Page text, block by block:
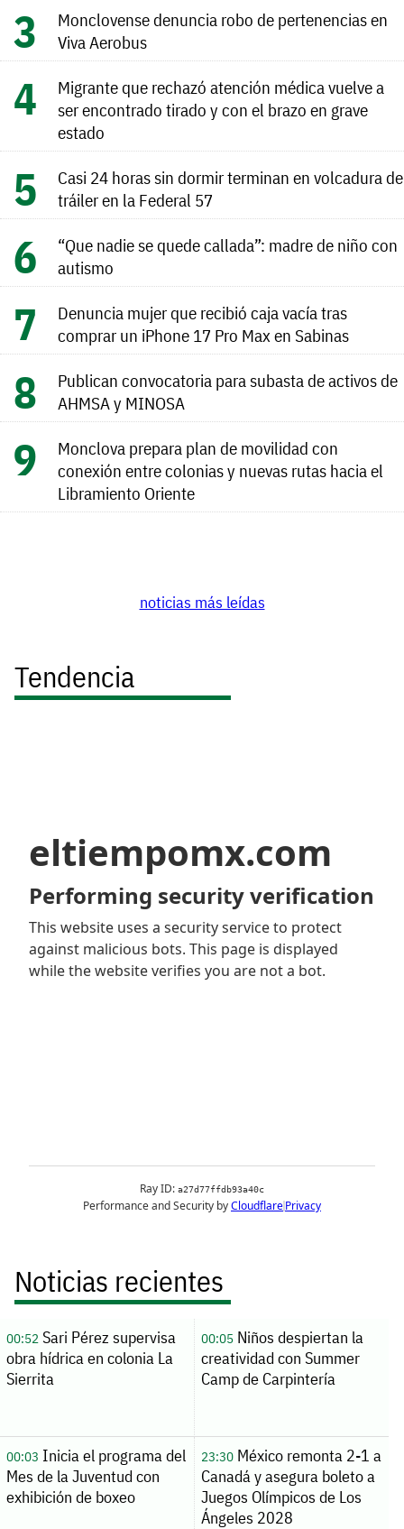
Monclovense denuncia robo de pertenencias en
Viva Aerobus
Migrante que rechazó atención médica vuelve a
ser encontrado tirado y con el brazo en grave
estado
Casi 24 horas sin dormir terminan en volcadura de
tráiler en la Federal 57
“Que nadie se quede callada”: madre de niño con
autismo
Denuncia mujer que recibió caja vacía tras
comprar un iPhone 17 Pro Max en Sabinas
Publican convocatoria para subasta de activos de
AHMSA y MINOSA
Monclova prepara plan de movilidad con
conexión entre colonias y nuevas rutas hacia el
Libramiento Oriente
noticias más leídas
Tendencia
Noticias recientes
00:52Sari Pérez supervisa
obra hídrica en colonia La
Sierrita
00:05Niños despiertan la
creatividad con Summer
Camp de Carpintería
00:03 Inicia el programa del
Mes de la Juventud con
exhibición de boxeo
23:30México remonta 2-1 a
Canadá y asegura boleto a
Juegos Olímpicos de Los
Ángeles 2028